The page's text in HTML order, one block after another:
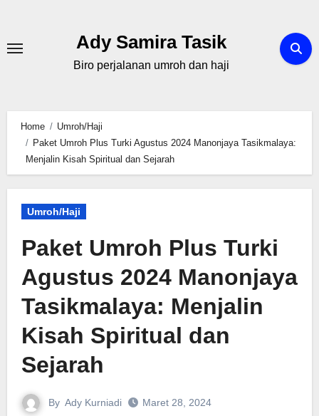
content
Ady Samira Tasik
Biro perjalanan umroh dan haji
Home
Umroh/Haji
Paket Umroh Plus Turki Agustus 2024 Manonjaya Tasikmalaya:
Menjalin Kisah Spiritual dan Sejarah
Umroh/Haji
Paket Umroh Plus Turki
Agustus 2024 Manonjaya
Tasikmalaya: Menjalin
Kisah Spiritual dan
Sejarah
By Ady Kurniadi Maret 28, 2024